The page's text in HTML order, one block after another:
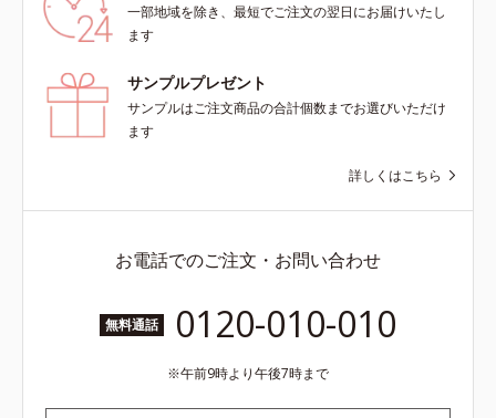
一部地域を除き、最短でご注文の翌日にお届けいたし
ます
サンプルプレゼント
サンプルはご注文商品の合計個数までお選びいただけ
ます
詳しくはこちら
お電話でのご注文・お問い合わせ
無料通話 0120-010-010
午前9時より午後7時まで